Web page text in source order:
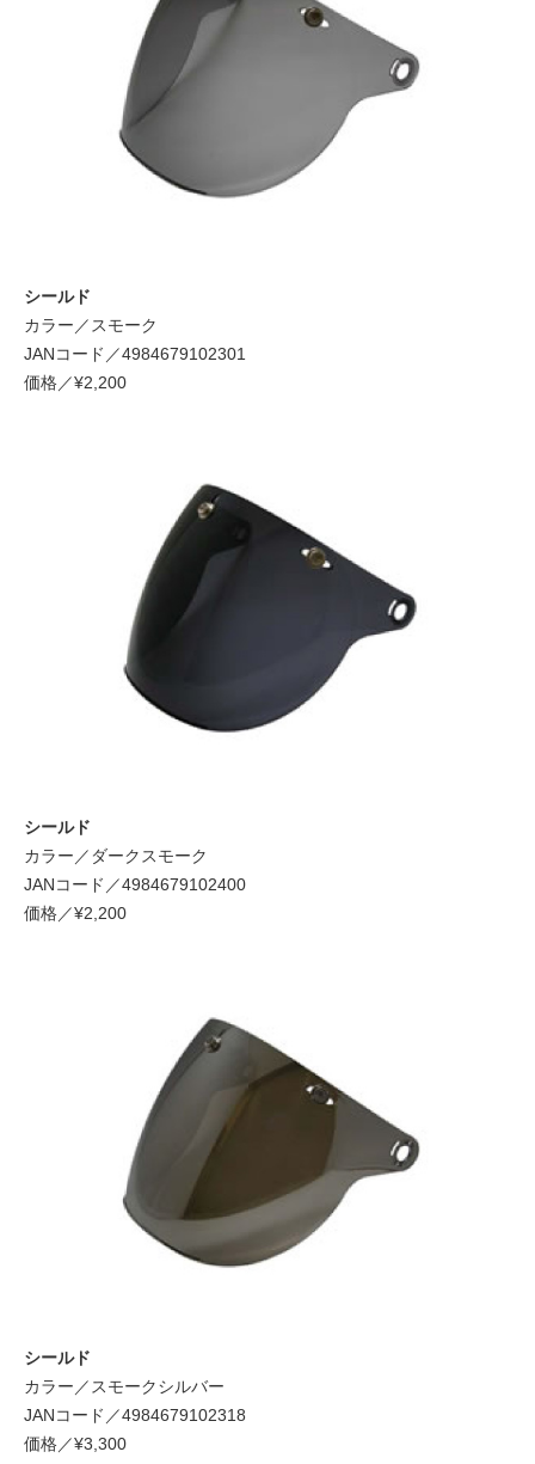
シールド
カラー／スモーク
JANコード／4984679102301
価格／¥2,200
シールド
カラー／ダークスモーク
JANコード／4984679102400
価格／¥2,200
シールド
カラー／スモークシルバー
JANコード／4984679102318
価格／¥3,300